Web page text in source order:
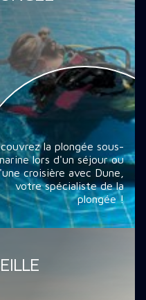
la plongée sous-
lors d'un séjour ou
croisière avec Dune,
votre spécialiste de la
plongée !